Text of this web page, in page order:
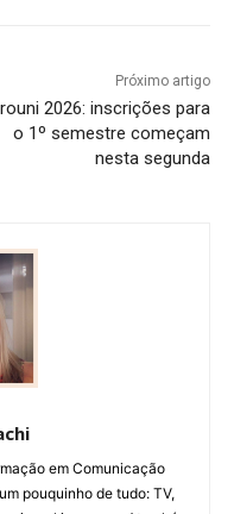
Próximo artigo
2026: inscrições para
o 1º semestre começam
nesta segunda
em Comunicação
pouquinho de tudo: TV,